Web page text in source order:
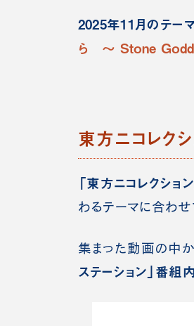
2025年11月のテ
ら ～ Stone
東方ニコレクシ
「東方ニコレクション
わるテーマに合わせ
集まった動画の中か
ステーション」番組